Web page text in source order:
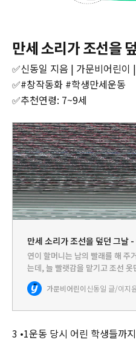
만세 소리가 조선을
✅신동일 지음 | 가문비어린이
‌✅#창작동화 #학생만세운동
‌✅추천연령: 7~9세
만세 소리가 조선을 덮던 그날
연이 할머니는 남의 빨래를 해 주
는데, 늘 빨랫감을 맡기고 조선 옷
다. 어느 날 연이의 집에 이름이
오는데, 그들은 직접 쓰고 그린 광
가문비어린이신동일 글/이지
3 •1운동 당시 어린 학생들까